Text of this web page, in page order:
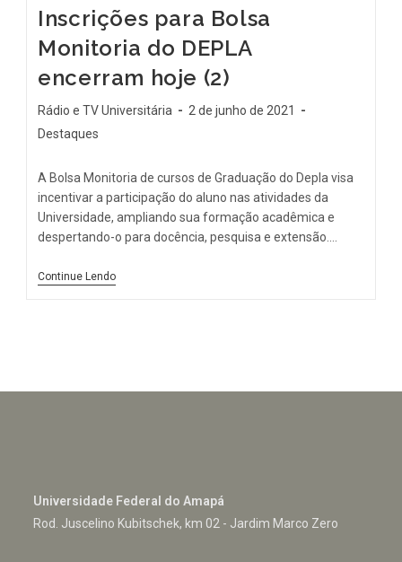
Inscrições para Bolsa
Monitoria do DEPLA
encerram hoje (2)
Rádio e TV Universitária
2 de junho de 2021
Destaques
A Bolsa Monitoria de cursos de Graduação do Depla visa
incentivar a participação do aluno nas atividades da
Universidade, ampliando sua formação acadêmica e
despertando-o para docência, pesquisa e extensão.…
Continue Lendo
Universidade Federal do Amapá
Rod. Juscelino Kubitschek, km 02 - Jardim Marco Zero